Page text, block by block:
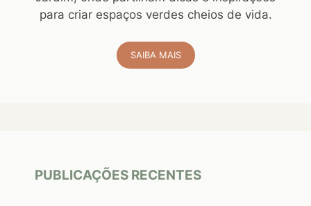
para criar espaços verdes cheios de vida.
SAIBA MAIS
PUBLICAÇÕES RECENTES